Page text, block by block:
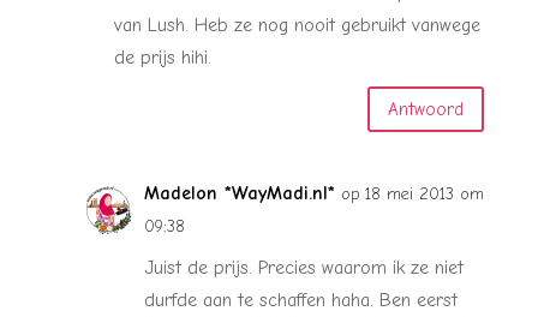
van Lush. Heb ze nog nooit gebruikt vanwege
de prijs hihi.
Antwoord
Madelon *WayMadi.nl* op 18 mei 2013 om
09:38
Juist de prijs. Precies waarom ik ze niet
durfde aan te schaffen haha. Ben eerst